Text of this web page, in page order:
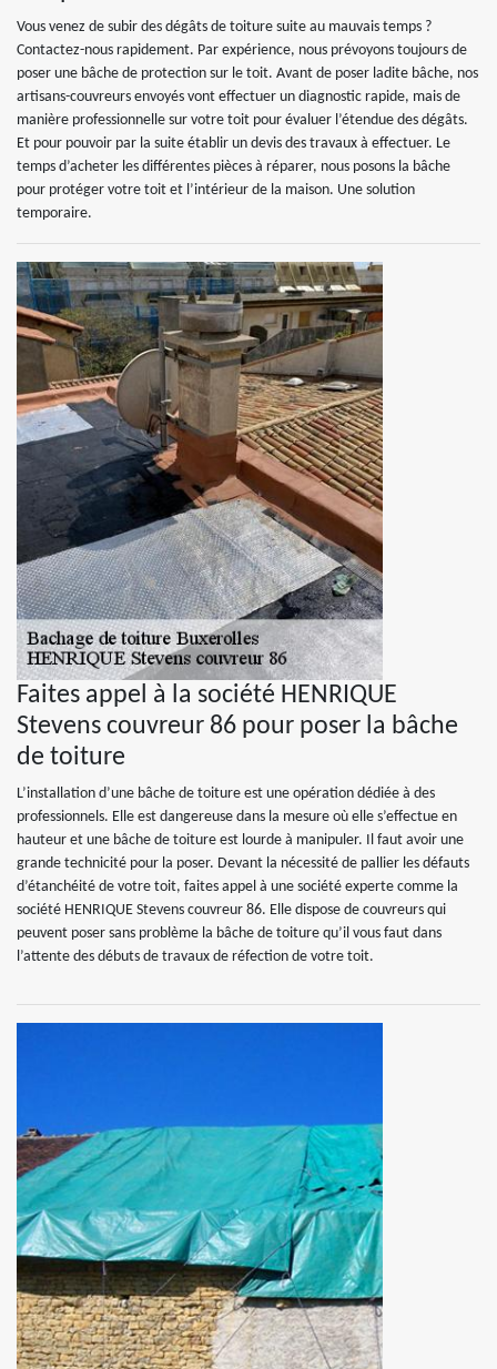
Vous venez de subir des dégâts de toiture suite au mauvais temps ?
Contactez-nous rapidement. Par expérience, nous prévoyons toujours de
poser une bâche de protection sur le toit. Avant de poser ladite bâche, nos
artisans-couvreurs envoyés vont effectuer un diagnostic rapide, mais de
manière professionnelle sur votre toit pour évaluer l’étendue des dégâts.
Et pour pouvoir par la suite établir un devis des travaux à effectuer. Le
temps d’acheter les différentes pièces à réparer, nous posons la bâche
pour protéger votre toit et l’intérieur de la maison. Une solution
temporaire.
Faites appel à la société HENRIQUE
Stevens couvreur 86 pour poser la bâche
de toiture
L’installation d’une bâche de toiture est une opération dédiée à des
professionnels. Elle est dangereuse dans la mesure où elle s’effectue en
hauteur et une bâche de toiture est lourde à manipuler. Il faut avoir une
grande technicité pour la poser. Devant la nécessité de pallier les défauts
d’étanchéité de votre toit, faites appel à une société experte comme la
société HENRIQUE Stevens couvreur 86. Elle dispose de couvreurs qui
peuvent poser sans problème la bâche de toiture qu’il vous faut dans
l’attente des débuts de travaux de réfection de votre toit.